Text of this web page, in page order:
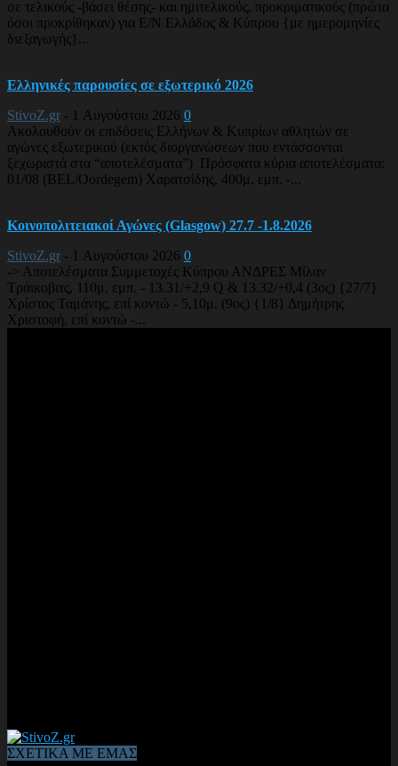
σε τελικούς -βάσει θέσης- και ημιτελικούς, προκριματικούς (πρώτα
όσοι προκρίθηκαν) για Ε/Ν Ελλάδος & Κύπρου {με ημερομηνίες
διεξαγωγής}...
Ελληνικές παρουσίες σε εξωτερικό 2026
StivoZ.gr - 1 Αυγούστου 2026 0
Ακολουθούν οι επιδόσεις Ελλήνων & Κυπρίων αθλητών σε
αγώνες εξωτερικού (εκτός διοργανώσεων που εντάσσονται
ξεχωριστά στα “αποτελέσματα”) Πρόσφατα κύρια αποτελέσματα:
01/08 (BEL/Oordegem) Χαρατσίδης, 400μ. εμπ. -...
Κοινοπολιτειακοί Αγώνες (Glasgow) 27.7 -1.8.2026
StivoZ.gr - 1 Αυγούστου 2026 0
-> Αποτελέσματα Συμμετοχές Κύπρου ΑΝΔΡΕΣ Μίλαν
Τράικοβιτς, 110μ. εμπ. - 13.31/+2,9 Q & 13.32/+0,4 (3ος) {27/7}
Χρίστος Ταμάνης, επί κοντώ - 5,10μ. (9ος) {1/8} Δημήτρης
Χριστοφή, επί κοντώ -...
ΣΧΕΤΙΚΑ ΜΕ ΕΜΑΣ